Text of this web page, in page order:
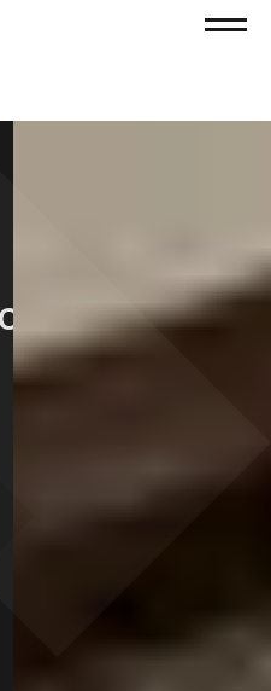
equipe está à
com agilidade
e necessidade
propor a melhor